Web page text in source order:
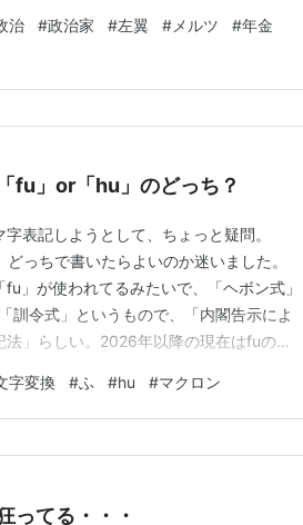
治 #政治家 #左翼 # メルツ #年金
fu」or「hu」のどっち？
表記しようとして、ちょっと疑問。
っちで書いたらよいのか迷いました。
」が使われてるみたいで、「ヘボン式」
訓令式」というもので、「内閣告示によ
」らしい。2026年以降の現在はfuのヘ
五十音的には「ふ」は「hu」なのか
の表記で…
字変換 #ふ #hu #マクロン
ってる・・・